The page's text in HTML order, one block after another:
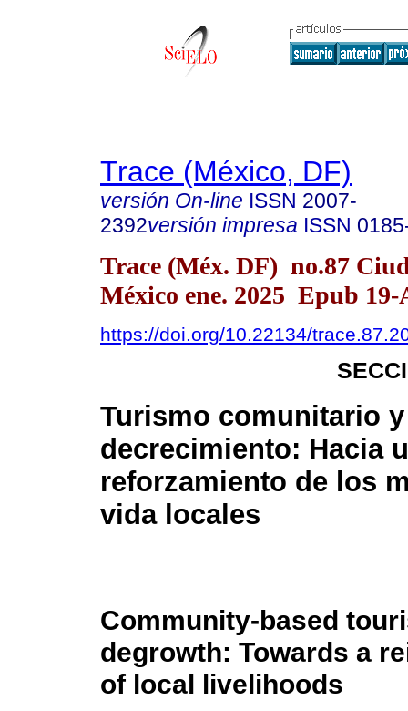
Trace (México, DF)
versión On-line ISSN 2007-
2392versión impresa ISSN
Trace (Méx. DF) no.87
México ene. 2025 Epub 19-
https://doi.org/10.22134/
Turismo comunitario y
decrecimiento: Hacia
reforzamiento de los
vida locales
Community-based
degrowth: Towards a
of local livelihoods